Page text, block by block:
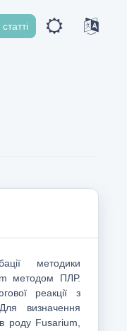
методики
методом ПЛР.
реакції з
визначення
роду Fusarium,